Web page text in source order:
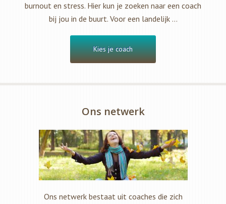
burnout en stress. Hier kun je zoeken naar een coach
bij jou in de buurt. Voor een landelijk …
Kies je coach
Ons netwerk
Ons netwerk bestaat uit coaches die zich